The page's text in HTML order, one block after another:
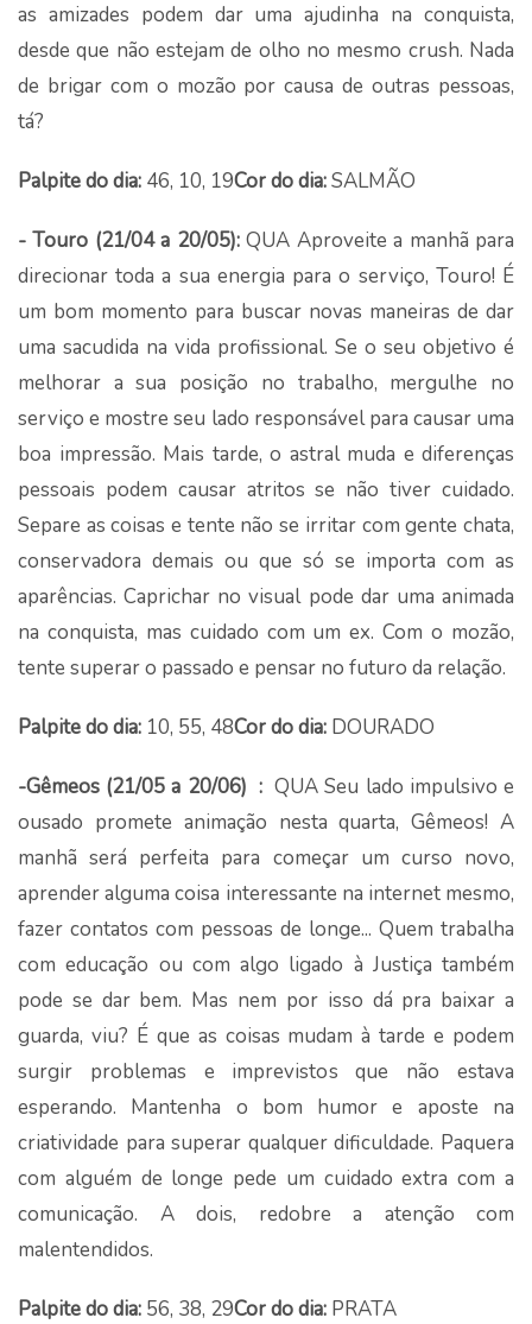
as amizades podem dar uma ajudinha na conquista,
desde que não estejam de olho no mesmo crush. Nada
de brigar com o mozão por causa de outras pessoas,
tá?
Palpite do dia: 46, 10, 19Cor do dia:SALMÃO
- Touro (21/04 a 20/05):QUA Aproveite a manhã para
direcionar toda a sua energia para o serviço, Touro! É
um bom momento para buscar novas maneiras de dar
uma sacudida na vida profissional. Se o seu objetivo é
melhorar a sua posição no trabalho, mergulhe no
serviço e mostre seu lado responsável para causar uma
boa impressão. Mais tarde, o astral muda e diferenças
pessoais podem causar atritos se não tiver cuidado.
Separe as coisas e tente não se irritar com gente chata,
conservadora demais ou que só se importa com as
aparências. Caprichar no visual pode dar uma animada
na conquista, mas cuidado com um ex. Com o mozão,
tente superar o passado e pensar no futuro da relação.
Palpite do dia: 10, 55, 48Cor do dia: DOURADO
-Gêmeos (21/05 a 20/06) :QUA Seu lado impulsivo e
ousado promete animação nesta quarta, Gêmeos! A
manhã será perfeita para começar um curso novo,
aprender alguma coisa interessante na internet mesmo,
fazer contatos com pessoas de longe... Quem trabalha
com educação ou com algo ligado à Justiça também
pode se dar bem. Mas nem por isso dá pra baixar a
guarda, viu? É que as coisas mudam à tarde e podem
surgir problemas e imprevistos que não estava
esperando. Mantenha o bom humor e aposte na
criatividade para superar qualquer dificuldade. Paquera
com alguém de longe pede um cuidado extra com a
comunicação. A dois, redobre a atenção com
malentendidos.
Palpite do dia: 56, 38, 29Cor do dia: PRATA